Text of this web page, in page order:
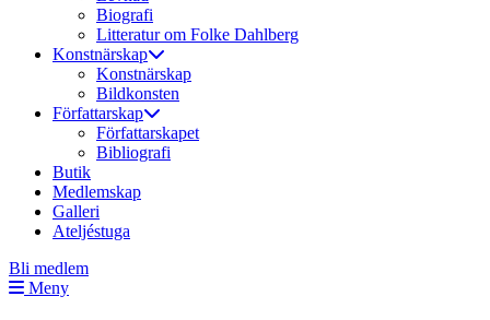
Biografi
Litteratur om Folke Dahlberg
Konstnärskap
Konstnärskap
Bildkonsten
Författarskap
Författarskapet
Bibliografi
Butik
Medlemskap
Galleri
Ateljéstuga
Bli medlem
Meny